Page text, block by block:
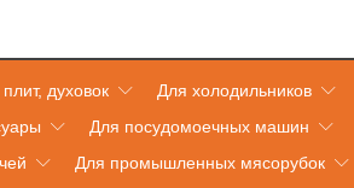
духовок Для холодильников
Для посудомоечных машин
Для промышленных мясорубок